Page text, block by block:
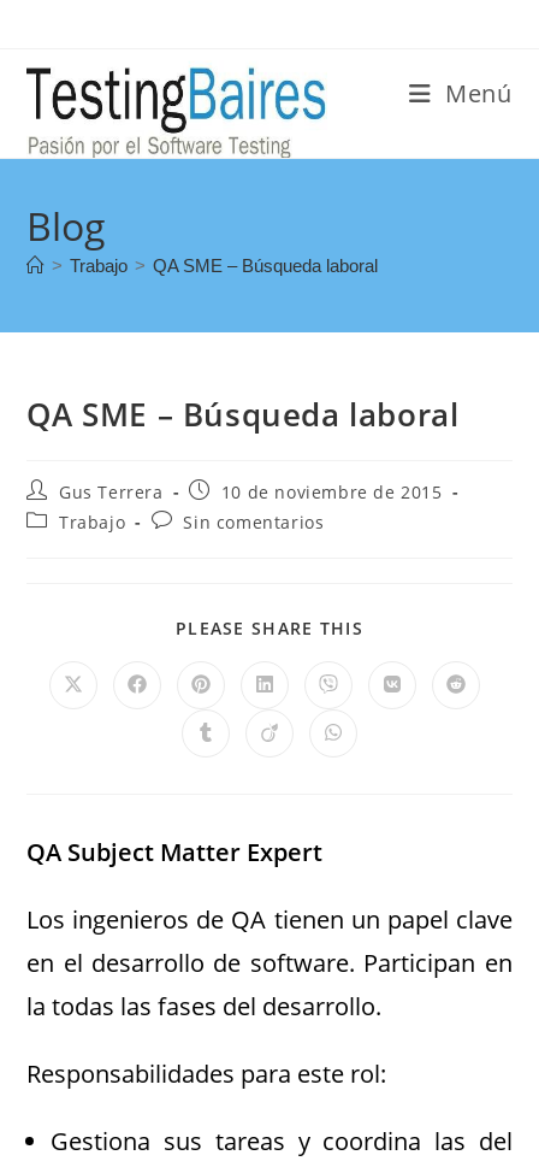
Menú
Blog
> Trabajo > QA SME – Búsqueda laboral
QA SME – Búsqueda laboral
Gus Terrera
10 de noviembre de 2015
Trabajo
Sin comentarios
PLEASE SHARE THIS
QA Subject Matter Expert
Los ingenieros de QA tienen un papel clave
en el desarrollo de software. Participan en
la todas las fases del desarrollo.
Responsabilidades para este rol:
Gestiona sus tareas y coordina las del